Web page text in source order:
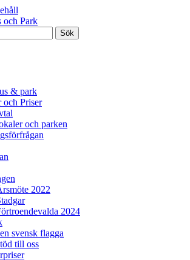
Hus och Park
& park
och Priser
och parken
2022
2024
svensk flagga
till oss